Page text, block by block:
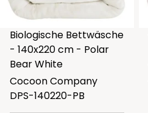
Biologische Bettwäsche
- 140x220 cm - Polar
Bear White
Cocoon Company
DPS-140220-PB